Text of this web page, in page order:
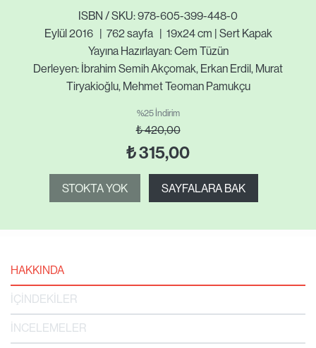
ISBN / SKU: 978-605-399-448-0
Eylül 2016 | 762sayfa | 19x24 cm | Sert Kapak
Yayına Hazırlayan: Cem Tüzün
Derleyen: İbrahim Semih Akçomak, Erkan Erdil, Murat
Tiryakioğlu, Mehmet Teoman Pamukçu
%25 İndirim
₺420,00
₺315,00
STOKTA YOK SAYFALARA BAK
HAKKINDA
İÇİNDEKİLER
İNCELEMELER